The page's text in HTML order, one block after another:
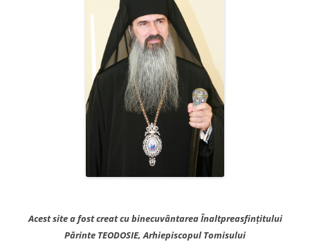
Acest site a fost creat cu binecuvântarea Înaltpreasfințitului
Părinte TEODOSIE, Arhiepiscopul Tomisului